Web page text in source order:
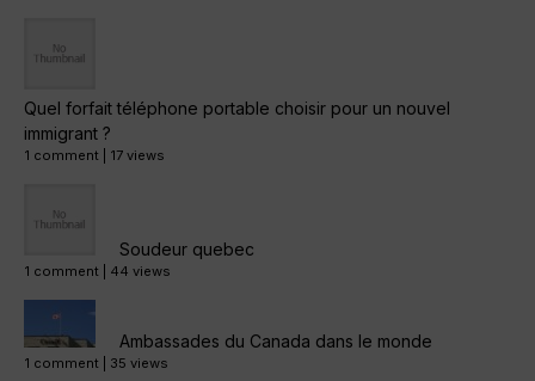
Quel forfait téléphone portable choisir pour un nouvel
immigrant ?
1 comment 17 views
Soudeur quebec
1 comment 44 views
Ambassades du Canada dans le monde
1 comment 35 views